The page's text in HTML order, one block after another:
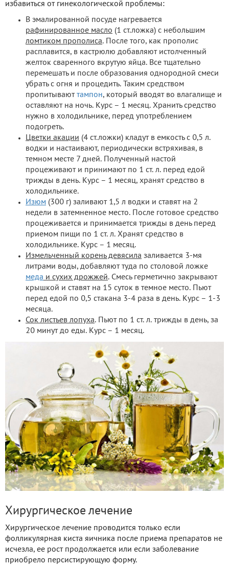
избавиться от гинекологической проблемы:
В эмалированной посуде нагревается
рафинированное масло (1 ст.ложка) с небольшим
ломтиком прополиса. После того, как прополис
расплавится, в кастрюлю добавляют истолченный
желток сваренного вкрутую яйца. Все тщательно
перемешать и после образования однородной смеси
убрать с огня и процедить. Таким средством
пропитывают тампон, который вводят во влагалище и
оставляют на ночь. Курс – 1 месяц. Хранить средство
нужно в холодильнике, перед употреблением
подогреть.
Цветки акации (4 ст.ложки) кладут в емкость с 0,5 л.
водки и настаивают, периодически встряхивая, в
темном месте 7 дней. Полученный настой
процеживают и принимают по 1 ст. л. перед едой
трижды в день. Курс – 1 месяц, хранят средство в
холодильнике.
Изюм (300 г) заливают 1,5 л водки и ставят на 2
недели в затемненное место. После готовое средство
процеживается и принимается трижды в день перед
приемом пищи по 1 ст. л. Хранят средство в
холодильнике. Курс – 1 месяц.
Измельченный корень девясила заливается 3-мя
литрами воды, добавляют туда по столовой ложке
меда и сухих дрожжей. Смесь герметично закрывают
крышкой и ставят на 15 суток в темное место. Пьют
перед едой по 0,5 стакана 3-4 раза в день. Курс – 1-3
месяца.
Сок листьев лопуха. Пьют по 1 ст. л. трижды в день, за
20 минут до еды. Курс – 1 месяц.
Хирургическое лечение
Хирургическое лечение проводится только если
фолликулярная киста яичника после приема препаратов не
исчезла, ее рост продолжается или если заболевание
приобрело персистирующую форму.